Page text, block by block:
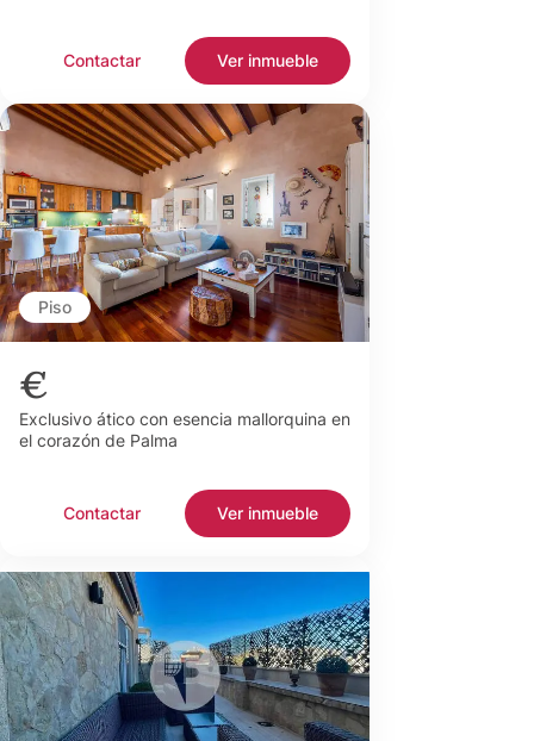
Contactar Ver inmueble
Piso
€
Exclusivo ático con esencia mallorquina en
el corazón de Palma
Contactar Ver inmueble